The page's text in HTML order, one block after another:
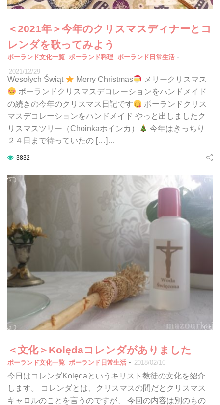
＜2021年＞今年のクリスマスディナーとコ
レンダを歌ってみよう
ポーランド文化一覧 ポーランド料理 ポーランド日常生活 -
2021/12/29
Wesołych Świąt Merry Christmas
メリークリスマス
ポーランドクリスマスデコレーションをハンドメイド
の続きの今年のクリスマス日記です
ポーランドクリス
マスデコレーションをハンドメイド やっと出しましたク
リスマスツリー（Choinkaホインカ）
今年はきっちり
２４日まで待っていたの […]…
3832
＜文化＞Kolędaコレンダがありました
ポーランド文化一覧 ポーランド日常生活 - 2018/02/10
今日はコレンダKolędaというキリスト教徒の文化を紹介
します。 コレンダとは、クリスマスの間だとクリスマス
キャロルのことを言うのですが、 今回の内容は別のもの